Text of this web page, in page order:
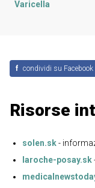
Varicella
f condividi su Facebook
Risorse
solen.sk-
laroche-posay.sk